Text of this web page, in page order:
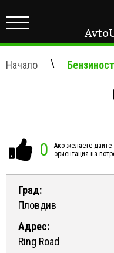
Начало \
0
Ако желаете дайте
ориентация на
Град:
Пловдив
Адрес:
Ring Road